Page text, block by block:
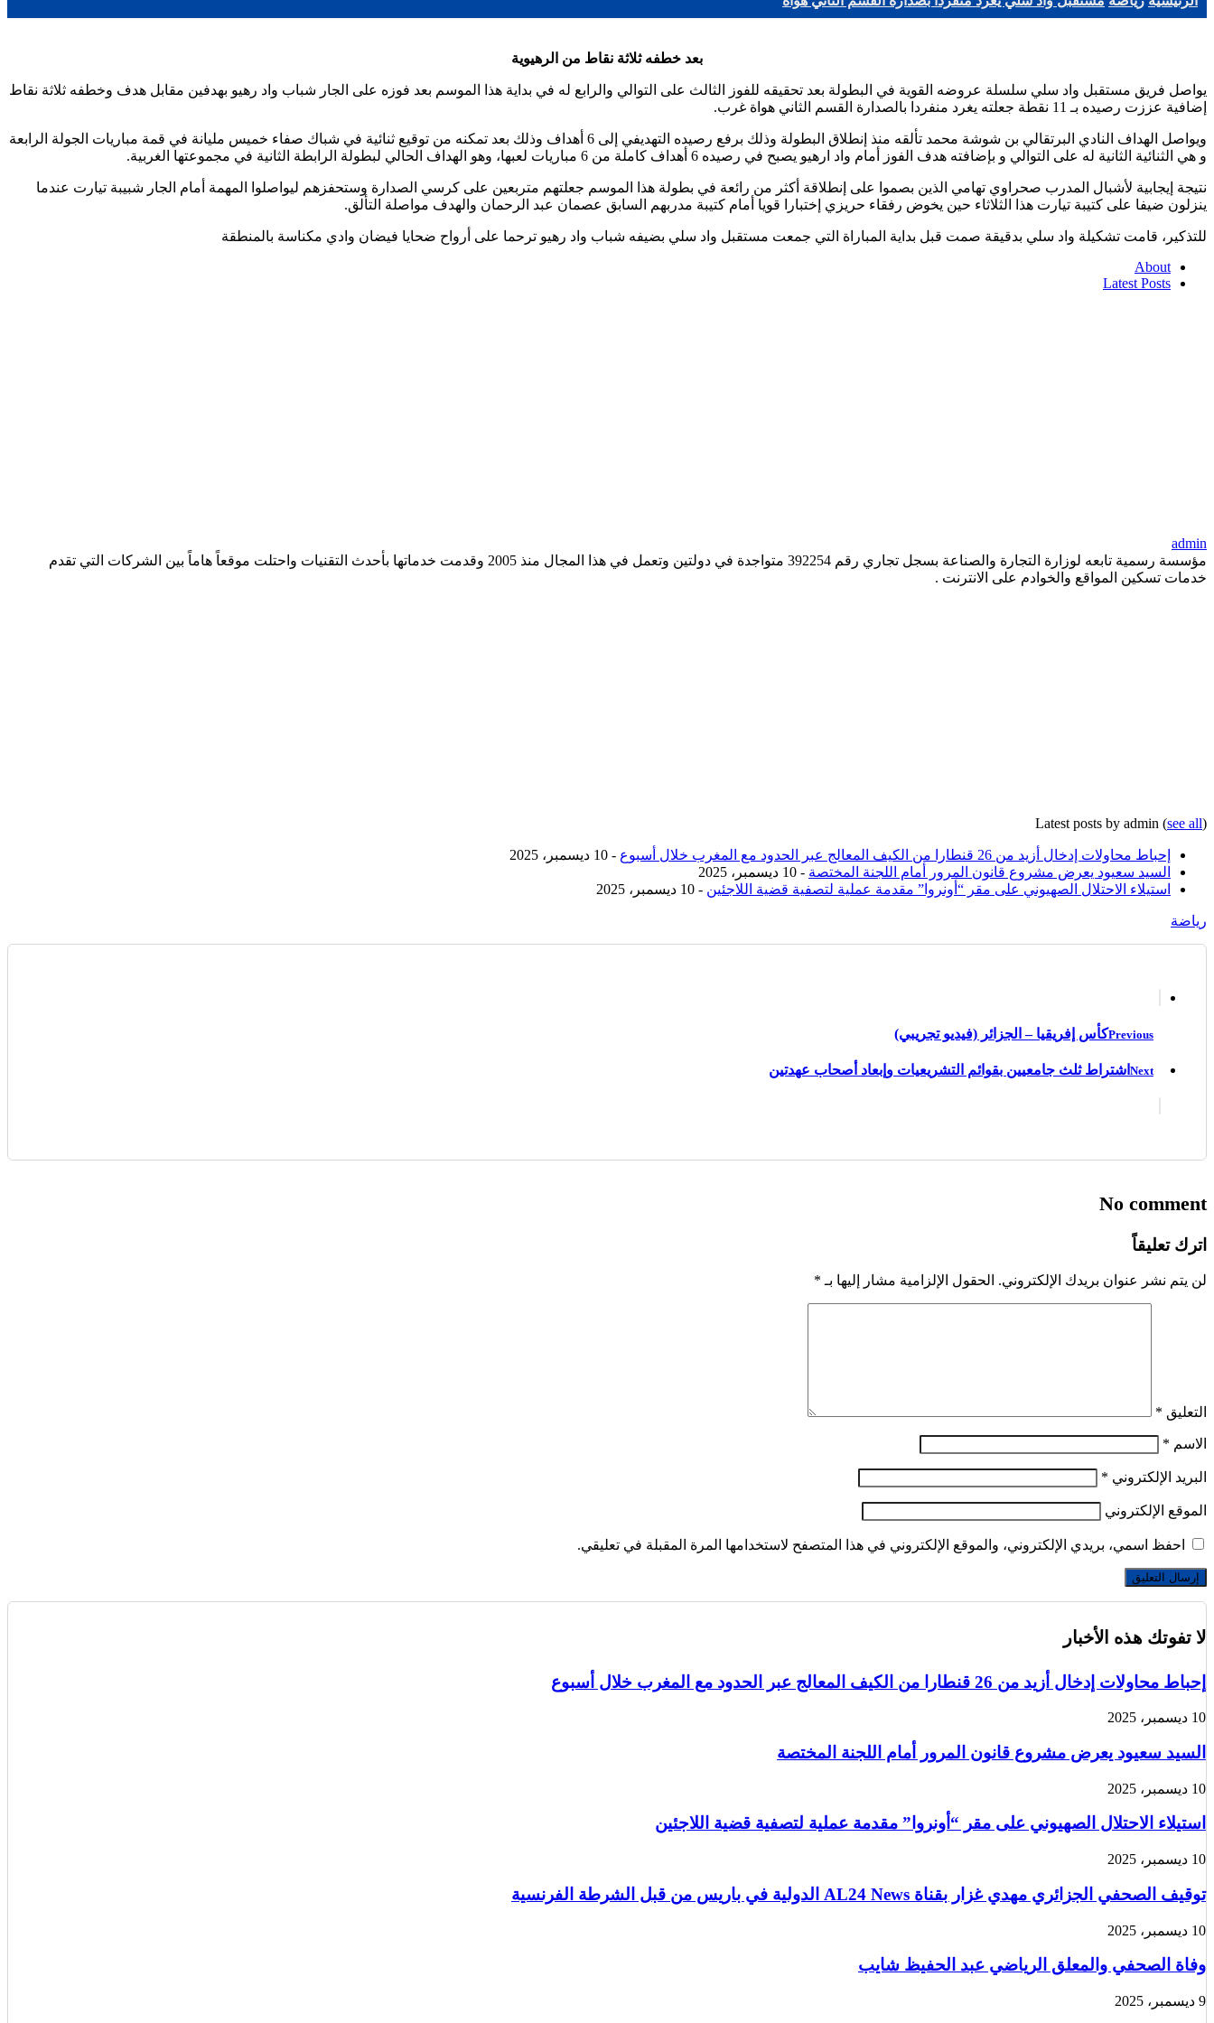
بعد خطفه ثلاثة نقاط من الرهيوية
يواصل فريق مستقبل واد سلي سلسلة عروضه القوية في البطولة بعد تحقيقه للفوز الثالث على التوالي والرابع له في بداية هذا الموسم بعد فوزه على الجار شباب واد رهيو بهدفين مقابل هدف وخطفه ثلاثة نقاط
إضافية عززت رصيده بـ 11 نقطة جعلته يغرد منفردا بالصدارة القسم الثاني هواة غرب.
ويواصل الهداف النادي البرتقالي بن شوشة محمد تألقه منذ إنطلاق البطولة وذلك برفع رصيده التهديفي إلى 6 أهداف وذلك بعد تمكنه من توقيع ثنائية في شباك صفاء خميس مليانة في قمة مباريات الجولة الرابعة
و هي الثنائية الثانية له على التوالي و بإضافته هدف الفوز أمام واد ارهيو يصبح في رصيده 6 أهداف كاملة من 6 مباريات لعبها، وهو الهداف الحالي لبطولة الرابطة الثانية في مجموعتها الغربية.
نتيجة إيجابية لأشبال المدرب صحراوي تهامي الذين بصموا على إنطلاقة أكثر من رائعة في بطولة هذا الموسم جعلتهم متربعين على كرسي الصدارة وستحفزهم ليواصلوا المهمة أمام الجار شبيبة تيارت عندما
ينزلون ضيفا على كتيبة تيارت هذا الثلاثاء حين يخوض رفقاء حريزي إختبارا قويا أمام كتيبة مدربهم السابق عصمان عبد الرحمان والهدف مواصلة التألق.
للتذكير، قامت تشكيلة واد سلي بدقيقة صمت قبل بداية المباراة التي جمعت مستقبل واد سلي بضيفه شباب واد رهيو ترحما على أرواح ضحايا فيضان وادي مكناسة بالمنطقة
About
Latest Posts
admin
مؤسسة رسمية تابعه لوزارة التجارة والصناعة بسجل تجاري رقم 392254 متواجدة في دولتين وتعمل في هذا المجال منذ 2005 وقدمت خدماتها بأحدث التقنيات واحتلت موقعاً هاماً بين الشركات التي تقدم
خدمات تسكين المواقع والخوادم على الانترنت .
Latest posts by admin (see all)
إحباط محاولات إدخال أزيد من 26 قنطارا من الكيف المعالج عبر الحدود مع المغرب خلال أسبوع
- 10 ديسمبر، 2025
السيد سعيود يعرض مشروع قانون المرور أمام اللجنة المختصة - 10 ديسمبر، 2025
استيلاء الاحتلال الصهيوني على مقر “أونروا” مقدمة عملية لتصفية قضية اللاجئين - 10 ديسمبر، 2025
رياضة
Previousكأس إفريقيا – الجزائر (فيديو تجريبي)
Next اشتراط ثلث جامعيين بقوائم التشريعيات وإبعاد أصحاب عهدتين
No comment
اترك تعليقاً
لن يتم نشر عنوان بريدك الإلكتروني. الحقول الإلزامية مشار إليها بـ *
التعليق *
الاسم *
البريد الإلكتروني *
الموقع الإلكتروني
احفظ اسمي، بريدي الإلكتروني، والموقع الإلكتروني في هذا المتصفح لاستخدامها المرة المقبلة في تعليقي.
لا تفوتك هذه الأخبار
إحباط محاولات إدخال أزيد من 26 قنطارا من الكيف المعالج عبر الحدود مع المغرب خلال أسبوع
10 ديسمبر، 2025
السيد سعيود يعرض مشروع قانون المرور أمام اللجنة المختصة
10 ديسمبر، 2025
استيلاء الاحتلال الصهيوني على مقر “أونروا” مقدمة عملية لتصفية قضية اللاجئين
10 ديسمبر، 2025
توقيف الصحفي الجزائري مهدي غزار بقناة AL24 News الدولية في باريس من قبل الشرطة الفرنسية
10 ديسمبر، 2025
وفاة الصحفي والمعلق الرياضي عبد الحفيظ شايب
9 ديسمبر، 2025